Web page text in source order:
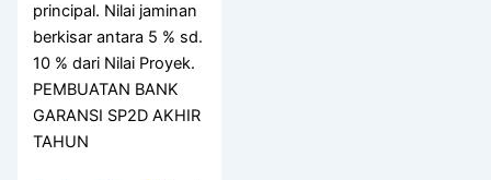
principal. Nilai jaminan
berkisar antara 5 % sd.
10 % dari Nilai Proyek.
PEMBUATAN BANK
GARANSI SP2D AKHIR
TAHUN